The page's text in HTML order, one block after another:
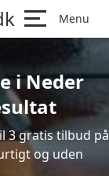
Menu
i Neder
3 gratis tilbud på
og uden